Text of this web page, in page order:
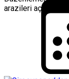
arazileri